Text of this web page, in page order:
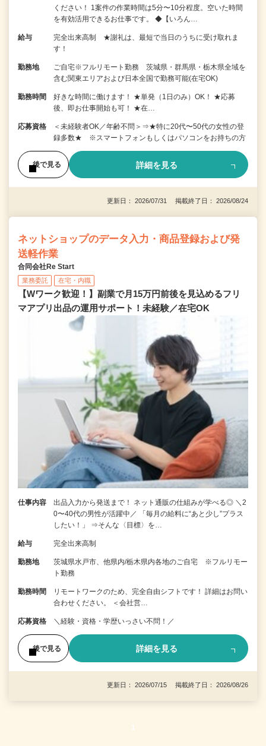
ください！ 1案件の作業時間は5分〜10分程度。空いた時間
を有効活用できるお仕事です。 ◆【いろん…
給与
完全出来高制 ★謝礼は、最短で当日のうちに受け取れま
す！
勤務地
ご自宅※フルリモート勤務 茨城県・群馬県・栃木県全域を
含む関東エリアおよび日本全国で勤務可能(在宅OK)
勤務時間
好きな時間に働けます！ ★単発（1日のみ）OK！ ★応募
後、即お仕事開始も可！ ★在…
応募資格
＜未経験者OK／年齢不問＞⇒★特に20代〜50代の女性の登
録多数★ ※スマートフォンもしくはパソコンをお持ちの方
後で見る 詳細を見る
更新日： 2026/07/31 掲載終了日： 2026/08/24
ネットショップのデータ入力・商品登録および発
送軽作業
合同会社Re Start
業務委託 在宅・内職
【Wワーク歓迎！】副業で月15万円前後を見込めるフリ
マアプリ出品の運用サポート！未経験／在宅OK
仕事内容
出品入力から発送まで！ ネット通販の仕組みが学べる◎ ＼2
0〜40代の男性が活躍中／ 「毎月の給料に“あと少し”プラス
したい！」 ⇒そんな〈目標〉を…
給与 完全出来高制
勤務地
茨城県水戸市、他県内/栃木県内各地のご自宅 ※フルリモー
ト勤務
勤務時間
リモートワークのため、完全自由シフトです！ 詳細はお問い
合わせください。 ＜会社営…
応募資格 ＼経験・資格・学歴いっさい不問！／
後で見る 詳細を見る
更新日： 2026/07/15 掲載終了日： 2026/08/26
1